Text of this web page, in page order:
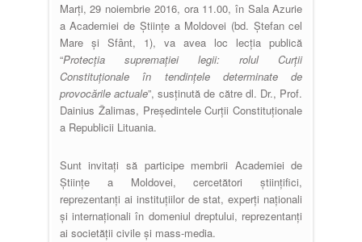
Marți, 29 noiembrie 2016, ora 11.00, în Sala Azurie
a Academiei de Științe a Moldovei (bd. Ștefan cel
Mare și Sfânt, 1), va avea loc lecţia publică
“Protecţia supremaţiei legii: rolul Curţii
Constituţionale în tendinţele determinate de
provocările actuale”, susținută de către dl. Dr., Prof.
Dainius Žalimas, Președintele Curții Constituționale
a Republicii Lituania.
Sunt invitați să participe membrii Academiei de
Științe a Moldovei, cercetători științifici,
reprezentanți ai instituțiilor de stat, experți naționali
și internaționali în domeniul dreptului, reprezentanți
ai societății civile și mass-media.